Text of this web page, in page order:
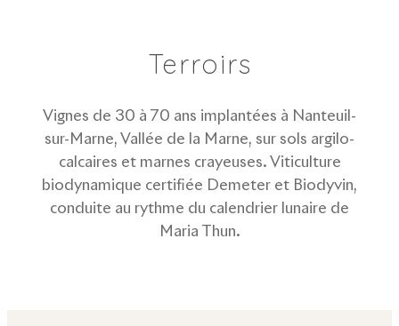
Terroirs
Vignes de 30 à 70 ans implantées à Nanteuil-
sur-Marne, Vallée de la Marne, sur sols argilo-
calcaires et marnes crayeuses. Viticulture
biodynamique certifiée Demeter et Biodyvin,
conduite au rythme du calendrier lunaire de
Maria Thun.